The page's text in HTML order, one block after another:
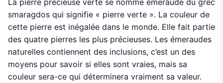
smaragdos qui signifie « pierre verte ». La couleur de
cette pierre est inégalée dans le monde. Elle fait partie
des quatre pierres les plus précieuses. Les émeraudes
naturelles contiennent des inclusions, c’est un des
moyens pour savoir si elles sont vraies, mais sa
couleur sera-ce qui déterminera vraiment sa valeur.